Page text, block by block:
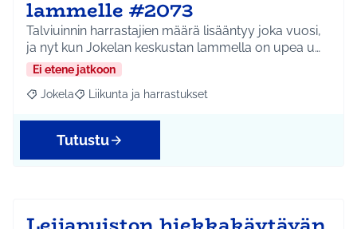
lammelle #2073
Talviuinnin harrastajien määrä lisääntyy joka vuosi,
ja nyt kun Jokelan keskustan lammella on upea u…
Ei etene jatkoon
Rajaa tulokset aihepiirin mukaan: Jokela
Jokela Rajaa tulokset teeman mukaan: Liikunta ja
Liikunta ja harrastukset
Tutustu